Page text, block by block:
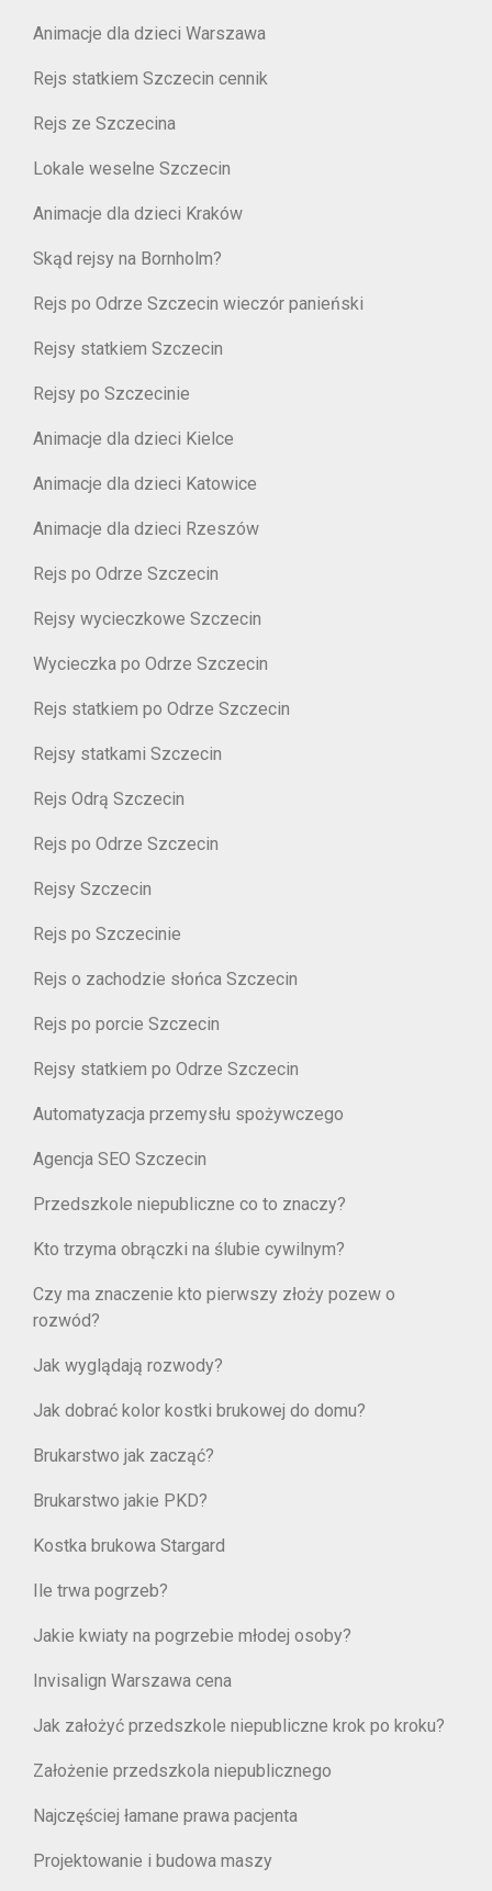
Animacje dla dzieci Warszawa
Rejs statkiem Szczecin cennik
Rejs ze Szczecina
Lokale weselne Szczecin
Animacje dla dzieci Kraków
Skąd rejsy na Bornholm?
Rejs po Odrze Szczecin wieczór panieński
Rejsy statkiem Szczecin
Rejsy po Szczecinie
Animacje dla dzieci Kielce
Animacje dla dzieci Katowice
Animacje dla dzieci Rzeszów
Rejs po Odrze Szczecin
Rejsy wycieczkowe Szczecin
Wycieczka po Odrze Szczecin
Rejs statkiem po Odrze Szczecin
Rejsy statkami Szczecin
Rejs Odrą Szczecin
Rejs po Odrze Szczecin
Rejsy Szczecin
Rejs po Szczecinie
Rejs o zachodzie słońca Szczecin
Rejs po porcie Szczecin
Rejsy statkiem po Odrze Szczecin
Automatyzacja przemysłu spożywczego
Agencja SEO Szczecin
Przedszkole niepubliczne co to znaczy?
Kto trzyma obrączki na ślubie cywilnym?
Czy ma znaczenie kto pierwszy złoży pozew o
rozwód?
Jak wyglądają rozwody?
Jak dobrać kolor kostki brukowej do domu?
Brukarstwo jak zacząć?
Brukarstwo jakie PKD?
Kostka brukowa Stargard
Ile trwa pogrzeb?
Jakie kwiaty na pogrzebie młodej osoby?
Invisalign Warszawa cena
Jak założyć przedszkole niepubliczne krok po kroku?
Założenie przedszkola niepublicznego
Najczęściej łamane prawa pacjenta
Projektowanie i budowa maszy